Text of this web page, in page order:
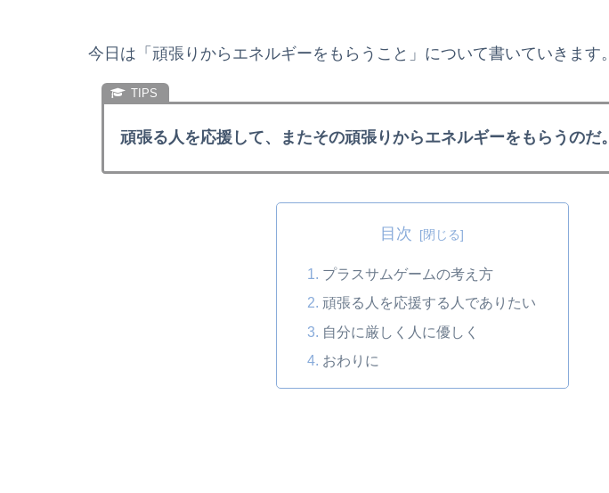
今日は「頑張りからエネルギーをもらうこと」について書いていきます。
頑張る人を応援して、またその頑張りからエネルギーをもらうのだ。
目次
プラスサムゲームの考え方
頑張る人を応援する人でありたい
自分に厳しく人に優しく
おわりに